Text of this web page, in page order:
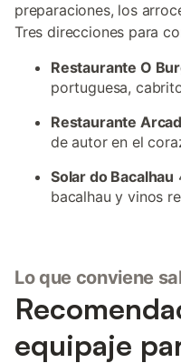
preparaciones, los
Tres direcciones para
Restaurante O
portuguesa,
Restaurante
de autor en el
Solar do Bacalhau
bacalhau y vinos
Lo que conviene
equipaje